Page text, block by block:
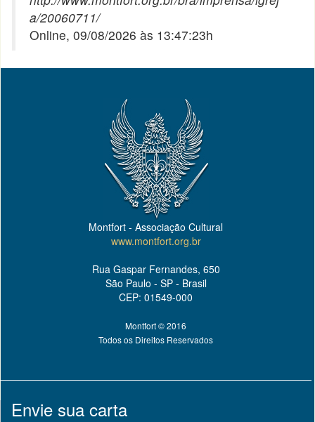
a/20060711/
Online, 09/08/2026 às 13:47:23h
Montfort - Associação Cultural
www.montfort.org.br
Rua Gaspar Fernandes, 650
São Paulo - SP - Brasil
CEP: 01549-000
Montfort © 2016
Todos os Direitos Reservados
Envie sua carta